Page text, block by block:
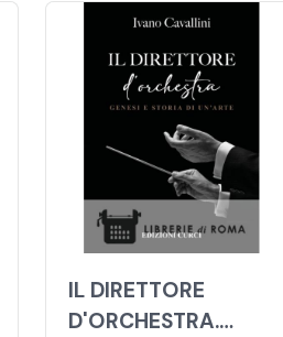
IL DIRETTORE
D'ORCHESTRA.